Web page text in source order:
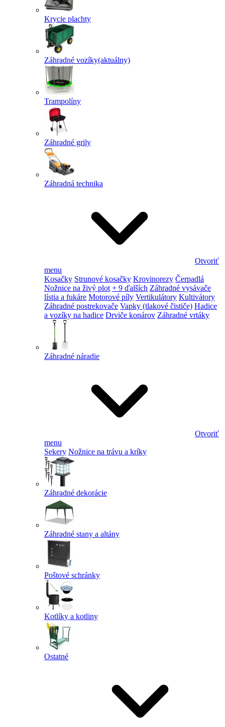
Krycie plachty
Záhradné vozíky(aktuálny)
Trampolíny
Záhradné grily
Záhradná technika
Otvoriť
menu
Kosačky Strunové kosačky Krovinorezy Čerpadlá
Nožnice na živý plot + 9 ďalších Záhradné vysávače
lístia a fukáre Motorové píly Vertikulátory Kultivátory
Záhradné postrekovače Vapky (tlakové čističe) Hadice
a vozíky na hadice Drviče konárov Záhradné vrtáky
Záhradné náradie
Otvoriť
menu
Sekery Nožnice na trávu a kríky
Záhradné dekorácie
Záhradné stany a altány
Poštové schránky
Kotlíky a kotliny
Ostatné